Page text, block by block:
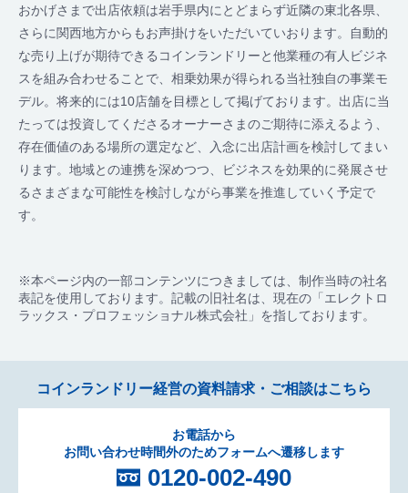
おかげさまで出店依頼は岩手県内にとどまらず近隣の東北各県、
さらに関西地方からもお声掛けをいただいていおります。自動的
な売り上げが期待できるコインランドリーと他業種の有人ビジネ
スを組み合わせることで、相乗効果が得られる当社独自の事業モ
デル。将来的には10店舗を目標として掲げております。出店に当
たっては投資してくださるオーナーさまのご期待に添えるよう、
存在価値のある場所の選定など、入念に出店計画を検討してまい
ります。地域との連携を深めつつ、ビジネスを効果的に発展させ
るさまざまな可能性を検討しながら事業を推進していく予定で
す。
※本ページ内の一部コンテンツにつきましては、制作当時の社名
表記を使用しております。記載の旧社名は、現在の「エレクトロ
ラックス・プロフェッショナル株式会社」を指しております。
コインランドリー経営の資料請求・ご相談はこちら
お電話から
お問い合わせ時間外のためフォームへ遷移します
0120-002-490